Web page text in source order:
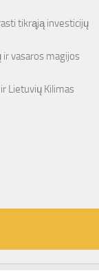
tikrąją investicijų
vasaros magijos
Lietuvių Kilimas